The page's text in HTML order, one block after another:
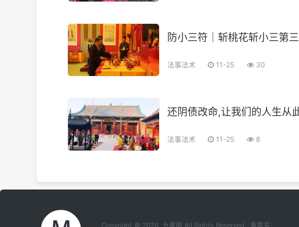
防小三符｜斩桃花斩小三第
法事法术 11-25 30
还阴债改命,让我们的人生从
法事法术 11-25 8
Copyright © 2026 九星阁 All Rights Reserved 备案号：